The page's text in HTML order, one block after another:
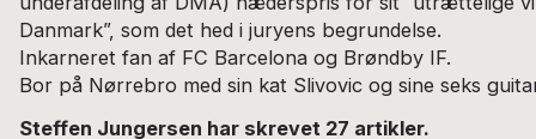
Danmark”, som det hed i juryens begrundelse.
Inkarneret fan af FC Barcelona og Brøndby IF.
Bor på Nørrebro med sin kat Slivovic og sine seks
Steffen Jungersen har skrevet 27 artikler.